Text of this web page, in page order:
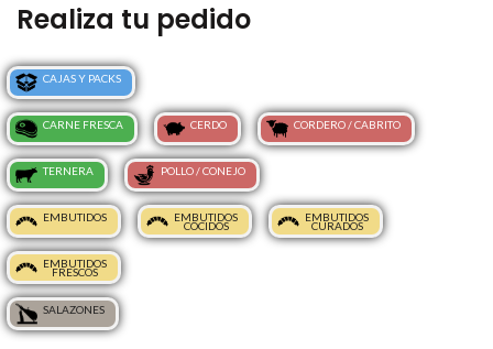
Realiza tu pedido
CAJAS Y PACKS
CARNE FRESCA CERDO CORDERO / CABRITO
TERNERA POLLO / CONEJO
EMBUTIDOS EMBUTIDOS
COCIDOS
EMBUTIDOS
CURADOS
EMBUTIDOS
FRESCOS
SALAZONES